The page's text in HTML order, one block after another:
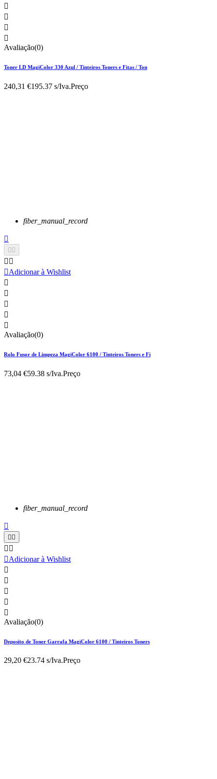




Avaliação(0)
Toner LD MagiColor 330 Azul / Tinteiros Toners e Fitas / Ton
240,31 €195.37 s/Iva.Preço
fiber_manual_record


 
Adicionar à Wishlist





Avaliação(0)
Rolo Fusor de Limpeza MagiColor 6100 / Tinteiros Toners e Fi
73,04 €59.38 s/Iva.Preço
fiber_manual_record


 
Adicionar à Wishlist





Avaliação(0)
Deposito de Toner Garrafa MagiColor 6100 / Tinteiros Toners
29,20 €23.74 s/Iva.Preço